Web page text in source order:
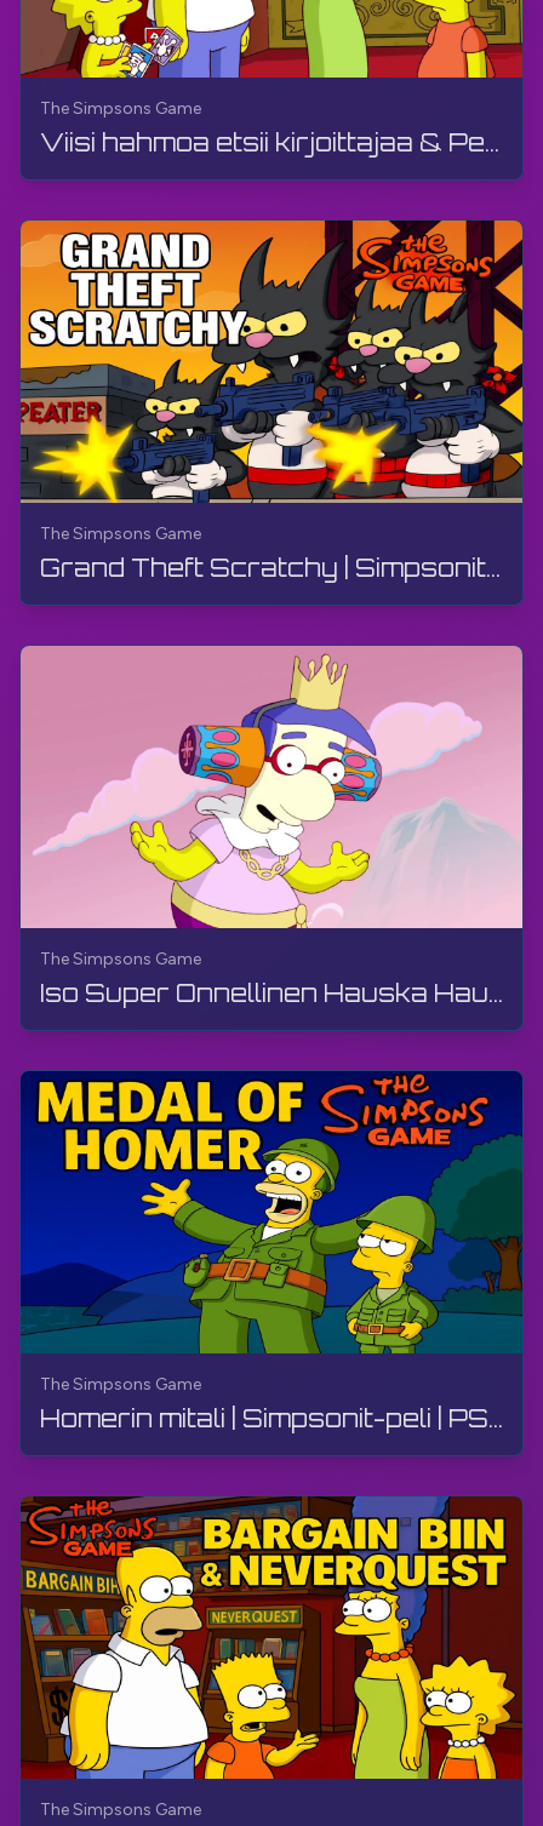
The Simpsons Game
Viisi hahmoa etsii kirjoittajaa & Pelin loppu | The Simpsons -peli | PS3, Suora lähetys
The Simpsons Game
Grand Theft Scratchy | Simpsonit-peli | PS3, Suora lähetys
The Simpsons Game
Iso Super Onnellinen Hauska Hauska Peli | Simpsonit Peli | PS3, Suora Lähetys
The Simpsons Game
Homerin mitali | Simpsonit-peli | PS3, Suora lähetys
The Simpsons Game